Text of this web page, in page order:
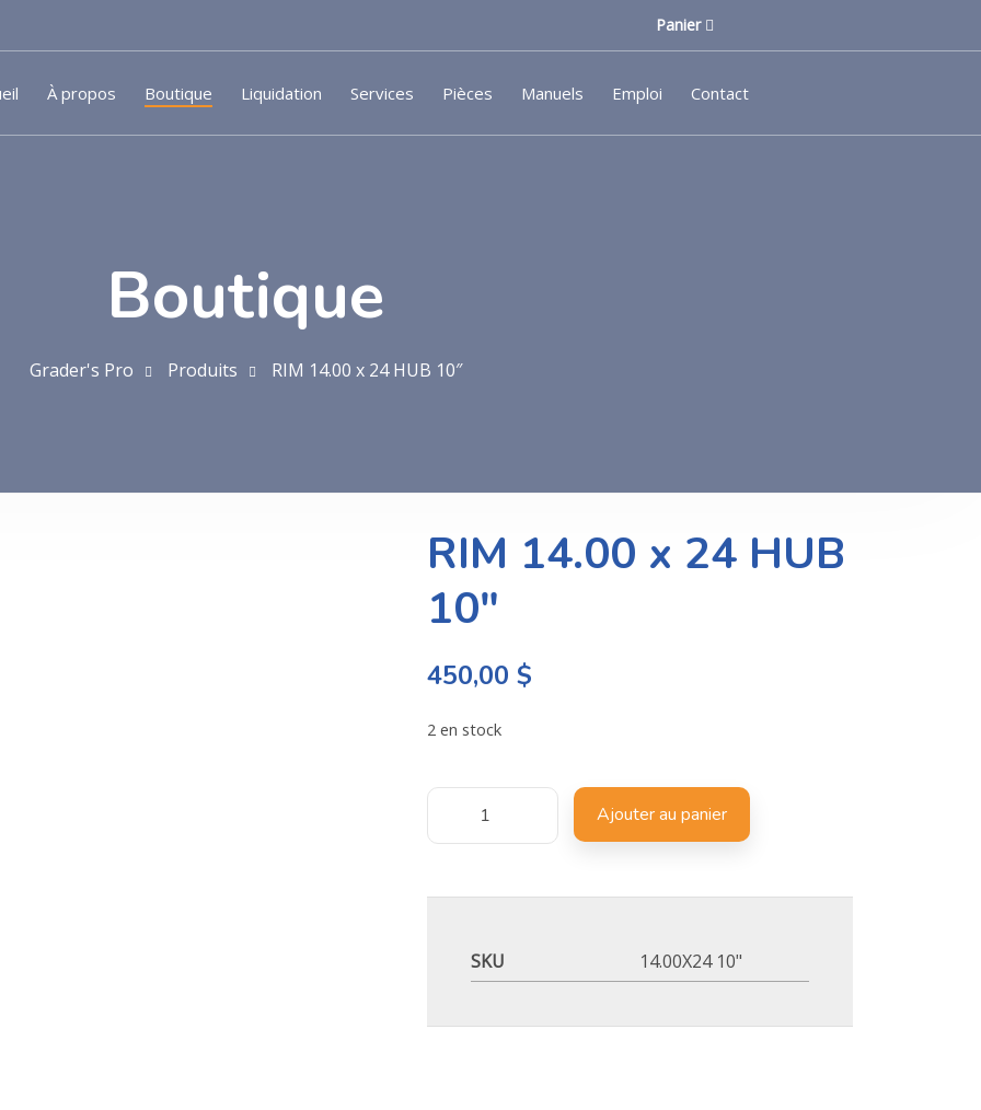
Panier
À propos Boutique Liquidation Services Pièces Manuels Emploi Contact
Boutique
Grader's Pro Produits RIM 14.00 x 24 HUB 10″
RIM 14.00 x 24 HUB
10″
450,00$
2 en stock
Ajouter au panier
SKU 14.00X24 10"